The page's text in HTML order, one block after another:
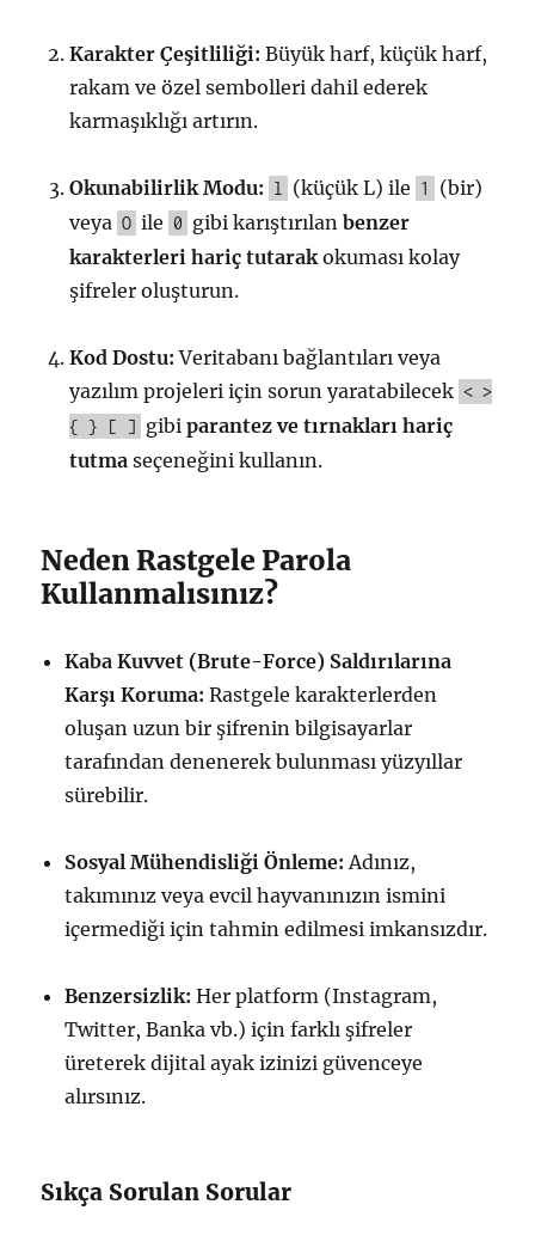
Karakter Çeşitliliği: Büyük harf, küçük harf,
rakam ve özel sembolleri dahil ederek
karmaşıklığı artırın.
Okunabilirlik Modu: l (küçük L) ile 1
(bir)
veya O ile 0 gibi karıştırılanbenzer
karakterleri hariç tutarakokuması kolay
şifreler oluşturun.
Kod Dostu: Veritabanı bağlantıları veya
yazılım projeleri için sorun yaratabilecek < >
{ } [ ] gibiparantez ve tırnakları hariç
tutma seçeneğini kullanın.
Neden Rastgele Parola
Kullanmalısınız?
Kaba Kuvvet (Brute-Force) Saldırılarına
Karşı Koruma: Rastgele karakterlerden
oluşan uzun bir şifrenin bilgisayarlar
tarafından denenerek bulunması yüzyıllar
sürebilir.
Sosyal Mühendisliği Önleme: Adınız,
takımınız veya evcil hayvanınızın ismini
içermediği için tahmin edilmesi imkansızdır.
Benzersizlik: Her platform (Instagram,
Twitter, Banka vb.) için farklı şifreler
üreterek dijital ayak izinizi güvenceye
alırsınız.
Sıkça Sorulan Sorular